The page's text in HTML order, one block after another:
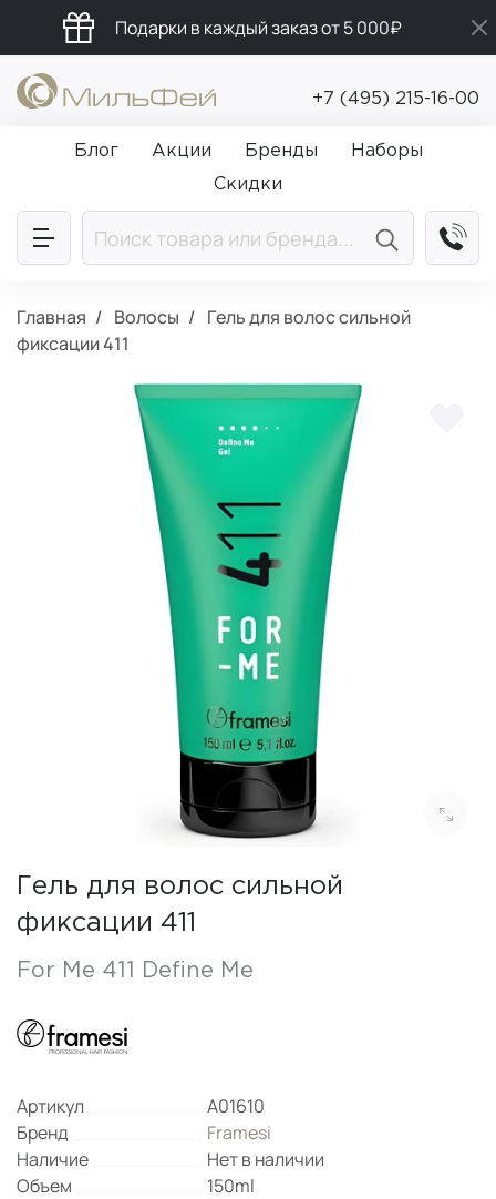
Подарки в каждый заказ от 5 000₽
Промокод ПРИВЕТ
Бесплатная доставка от 5 000₽
+7 (495) 215-16-00
Блог Акции Бренды
Наборы
Скидки
Главная Волосы
Гель для волос сильной
фиксации 411
Гель для волос сильной
фиксации 411
For Me 411 Define Me
Артикул
A01610
Бренд
Framesi
Наличие
Нет в наличии
Объем
150ml